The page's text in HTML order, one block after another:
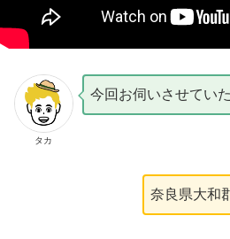
タカ
今回お伺いさせてい
奈良県大和